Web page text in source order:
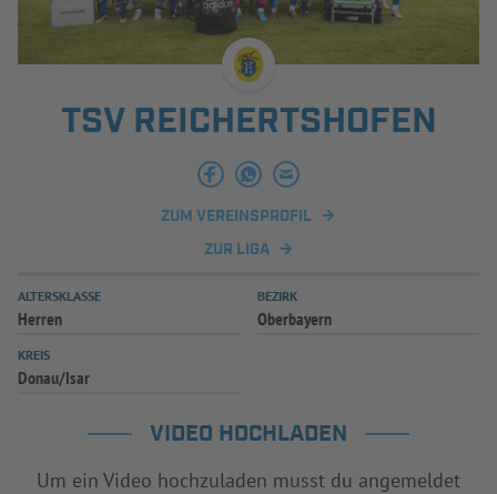
AUSBILDUNG & FÖRDERUNG
INFOTHEK SPIELPLUS
TSV REICHERTSHOFEN
ZUM VEREINSPROFIL
ZUR LIGA
ALTERSKLASSE
Herren
BEZIRK
Oberbayern
KREIS
Donau/Isar
VIDEO HOCHLADEN
Um ein Video hochzuladen musst du angemeldet